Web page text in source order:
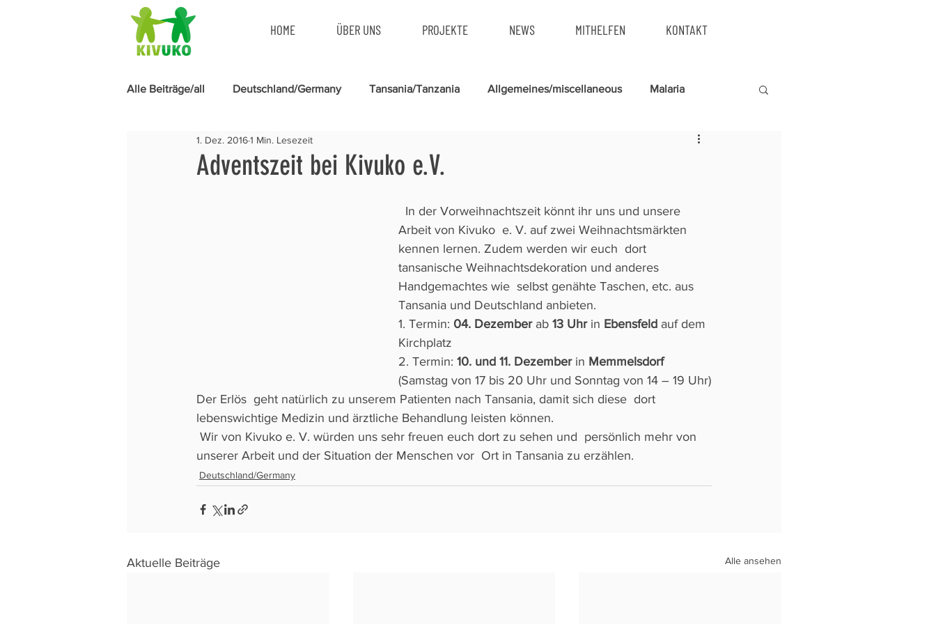
HOME ÜBER UNS PROJEKTE NEWS MITHELFEN KONTAKT
Alle Beiträge/all Deutschland/Germany Tansania/Tanzania Allgemeines/miscellaneous Malaria
Menstruationshygiene
Adventszeit bei Kivuko e.V.
1. Dez. 20161 Min. Lesezeit
Arbeit von Kivuko  e. V. auf zwei Weihnachtsmärkten
kennen lernen. Zudem werden wir euch  dort
tansanische Weihnachtsdekoration und anderes
Handgemachtes wie  selbst genähte Taschen, etc. aus
Tansania und Deutschland anbieten.
1. Termin: 04. Dezember ab 13 Uhr in Ebensfeld auf dem
Kirchplatz
2. Termin: 10. und 11. Dezember in Memmelsdorf
(Samstag von 17 bis 20 Uhr und Sonntag von 14 – 19 Uhr)
Der Erlös  geht natürlich zu unserem Patienten nach Tansania, damit sich diese  dort
lebenswichtige Medizin und ärztliche Behandlung leisten können.
unserer Arbeit und der Situation der Menschen vor  Ort in Tansania zu erzählen.
Deutschland/Germany
Aktuelle Beiträge Alle ansehen